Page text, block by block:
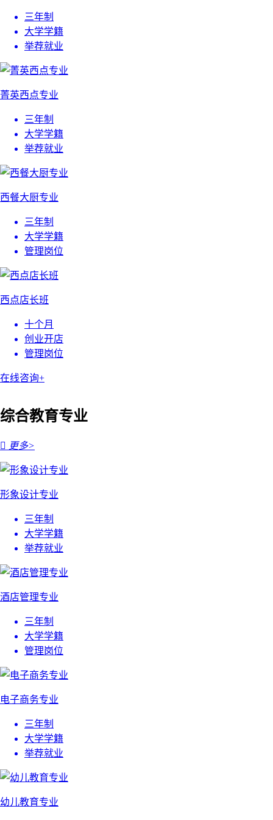
三年制
大学学籍
举荐就业
菁英西点专业
三年制
大学学籍
举荐就业
西餐大厨专业
三年制
大学学籍
管理岗位
西点店长班
十个月
创业开店
管理岗位
在线咨询+
综合教育专业
 更多>
形象设计专业
三年制
大学学籍
举荐就业
酒店管理专业
三年制
大学学籍
管理岗位
电子商务专业
三年制
大学学籍
举荐就业
幼儿教育专业